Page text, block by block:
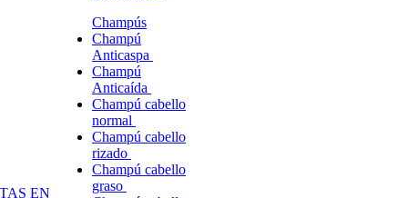
EN
Champús
Champú
Anticaspa
Champú
Anticaída
Champú cabello
normal
Champú cabello
rizado
Champú cabello
graso